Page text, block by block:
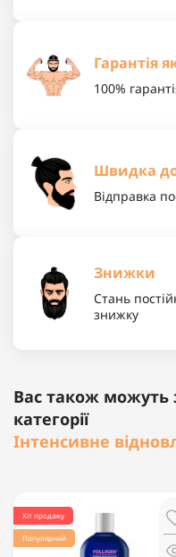
Гарантія
100%
Швидка
Відправка
Знижки
Стань
знижку
Вас також можуть
категорії
Інтенсивне
Хіт продажу
Популярний